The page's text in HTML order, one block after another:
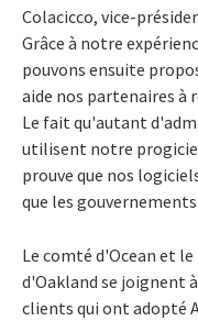
Colacicco, vice-
Grâce à notre
pouvons ensuite
aide nos partenaires à
Le fait qu'autant
utilisent notre
prouve que nos
que les
Le comté d'Ocean et
d'Oakland se joignent
clients qui ont adopté